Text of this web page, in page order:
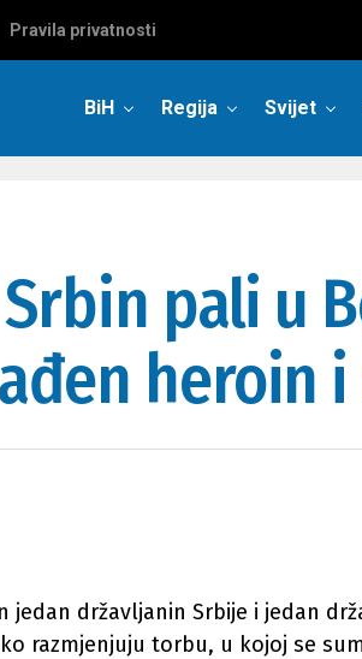
Pravila privatnosti
BiH Regija Svijet
pali u
heroin
jedan državljanin Srbije i jedan
razmjenjuju torbu, u kojoj se